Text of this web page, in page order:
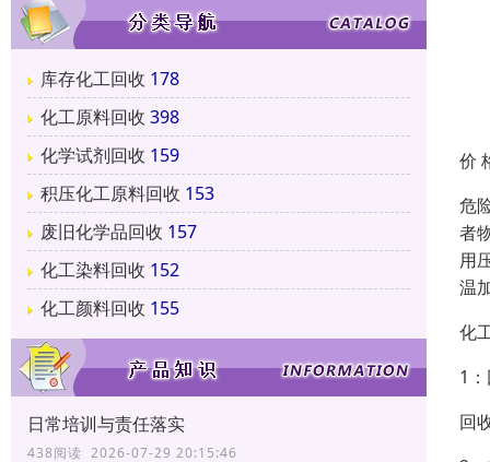
库存化工回收 178
化工原料回收 398
化学试剂回收 159
积压化工原料回收 153
废旧化学品回收 157
化工染料回收 152
化工颜料回收 155
日常培训与责任落实
438阅读 2026-07-29 20:15:46
价
危
者
用
温
化
1
回